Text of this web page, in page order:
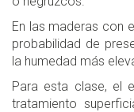
En las maderas con
probabilidad de
la humedad más
Para esta clase, el
tratamiento